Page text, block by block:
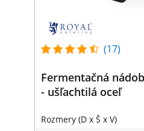
(17)
Fermentačná
- ušľachtilá oceľ
Rozmery (D x Š x V)